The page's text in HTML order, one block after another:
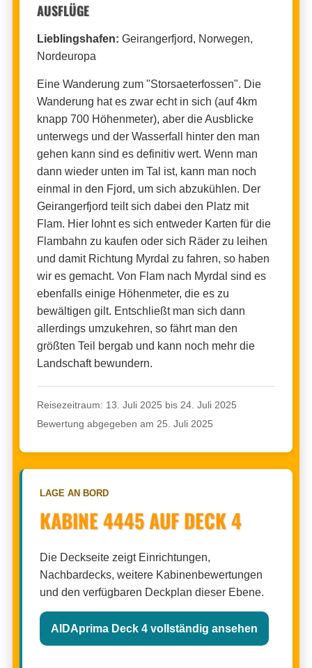
AUSFLÜGE
Lieblingshafen: Geirangerfjord, Norwegen,
Nordeuropa
Eine Wanderung zum "Storsaeterfossen". Die
Wanderung hat es zwar echt in sich (auf 4km
knapp 700 Höhenmeter), aber die Ausblicke
unterwegs und der Wasserfall hinter den man
gehen kann sind es definitiv wert. Wenn man
dann wieder unten im Tal ist, kann man noch
einmal in den Fjord, um sich abzukühlen. Der
Geirangerfjord teilt sich dabei den Platz mit
Flam. Hier lohnt es sich entweder Karten für die
Flambahn zu kaufen oder sich Räder zu leihen
und damit Richtung Myrdal zu fahren, so haben
wir es gemacht. Von Flam nach Myrdal sind es
ebenfalls einige Höhenmeter, die es zu
bewältigen gilt. Entschließt man sich dann
allerdings umzukehren, so fährt man den
größten Teil bergab und kann noch mehr die
Landschaft bewundern.
Reisezeitraum: 13. Juli 2025 bis 24. Juli 2025
Bewertung abgegeben am 25. Juli 2025
LAGE AN BORD
KABINE 4445 AUF DECK 4
Die Deckseite zeigt Einrichtungen,
Nachbardecks, weitere Kabinenbewertungen
und den verfügbaren Deckplan dieser Ebene.
AIDAprima Deck 4 vollständig ansehen